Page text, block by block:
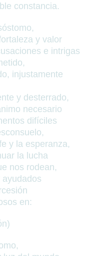
constancia.
y valor
e intrigas
injustamente
y desterrado,
necesario
difíciles
y la esperanza,
la lucha
nos rodean,
en: